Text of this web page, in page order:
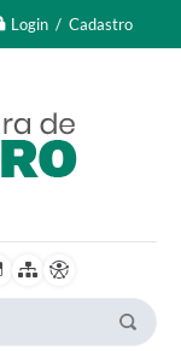
Login / Cadastro